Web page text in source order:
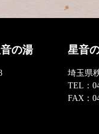
の湯 星音
埼玉県
TEL：
FAX：